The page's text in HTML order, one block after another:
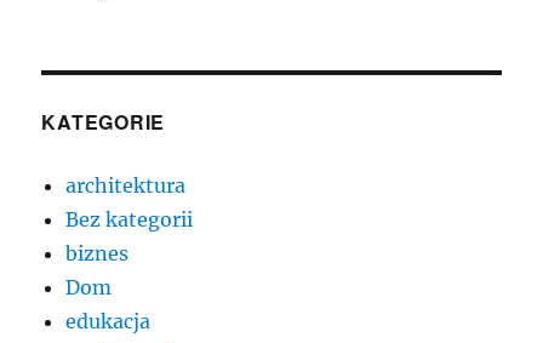
KATEGORIE
architektura
Bez kategorii
biznes
Dom
edukacja